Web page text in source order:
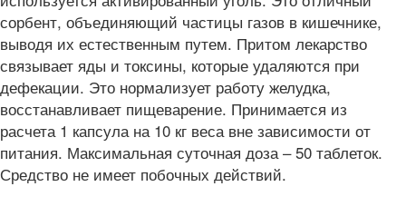
сорбент, объединяющий частицы газов в кишечнике,
выводя их естественным путем. Притом лекарство
связывает яды и токсины, которые удаляются при
дефекации. Это нормализует работу желудка,
восстанавливает пищеварение. Принимается из
расчета 1 капсула на 10 кг веса вне зависимости от
питания. Максимальная суточная доза – 50 таблеток.
Средство не имеет побочных действий.